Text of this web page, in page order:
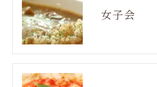
女子会